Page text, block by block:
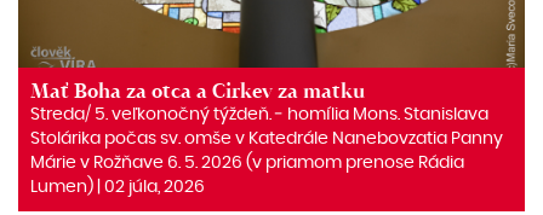
Mať Boha za otca a Cirkev za matku
Streda/ 5. veľkonočný týždeň. ‒ homília Mons. Stanislava
Stolárika počas sv. omše v Katedrále Nanebovzatia Panny
Márie v Rožňave 6. 5. 2026 (v priamom prenose Rádia
Lumen) | 02 júla, 2026